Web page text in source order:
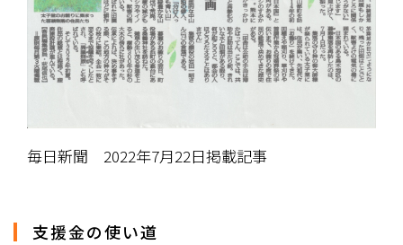
毎日新聞　2022年7月22日掲載記事
支援金の使い道